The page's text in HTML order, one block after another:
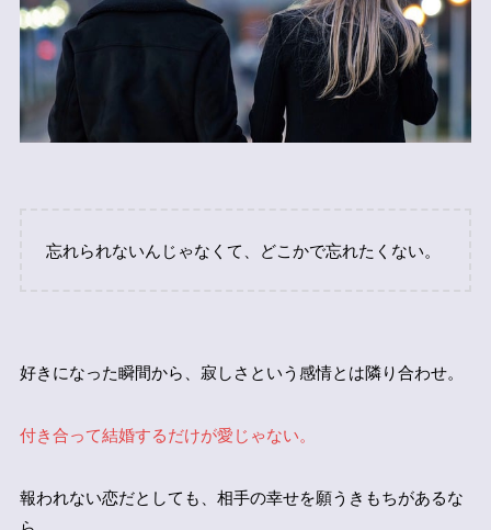
忘れられないんじゃなくて、どこかで忘れたくない。
好きになった瞬間から、寂しさという感情とは隣り合わせ。
付き合って結婚するだけが愛じゃない。
報われない恋だとしても、相手の幸せを願うきもちがあるな